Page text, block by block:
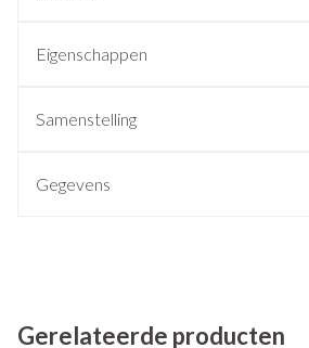
Eigenschappen
Samenstelling
Gegevens
Gerelateerde producten